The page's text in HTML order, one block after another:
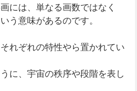
には、単なる画数ではなく
う意味があるのです。
れぞれの特性やら置かれてい
に、宇宙の秩序や段階を表し